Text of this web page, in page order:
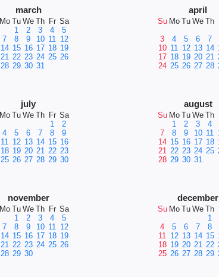
march
Mo Tu We Th Fr Sa
1
2 3 4
5
7 8 9 10 11 12
14 15 16 17 18 19
21 22 23 24 25 26
28 29 30 31
april
Su Mo Tu We Th
3
4 5 6 7
10 11 12 13 14
17 18 19 20 21
24 25 26 27 28
july
Mo Tu We Th Fr Sa
1
2
4 5 6 7 8
9
11 12 13 14 15 16
18 19 20 21 22 23
25 26 27 28 29 30
august
Su Mo Tu We Th
1
2 3 4
7
8 9 10 11
14 15 16 17 18
21 22 23 24 25
28 29 30 31
november
Mo Tu We Th Fr Sa
1
2 3 4
5
7 8 9 10 11 12
14 15 16 17 18 19
21 22 23 24 25 26
28 29 30
december
Su Mo Tu We Th
1
4
5 6 7 8
11 12 13 14 15
18 19 20 21 22
25 26 27 28 29